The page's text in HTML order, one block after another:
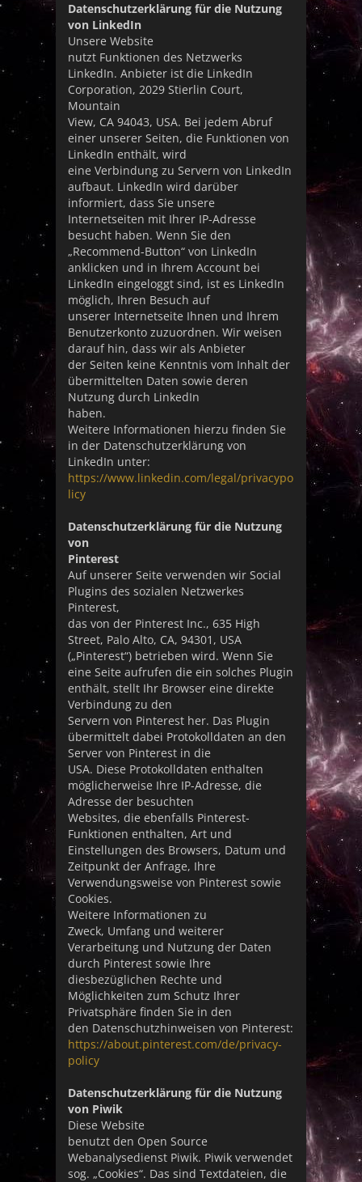
Datenschutzerklärung für die Nutzung
von LinkedIn
Unsere Website
nutzt Funktionen des Netzwerks
LinkedIn. Anbieter ist die LinkedIn
Corporation, 2029 Stierlin Court,
Mountain
View, CA 94043, USA. Bei jedem Abruf
einer unserer Seiten, die Funktionen von
LinkedIn enthält, wird
eine Verbindung zu Servern von LinkedIn
aufbaut. LinkedIn wird darüber
informiert, dass Sie unsere
Internetseiten mit Ihrer IP-Adresse
besucht haben. Wenn Sie den
„Recommend-Button“ von LinkedIn
anklicken und in Ihrem Account bei
LinkedIn eingeloggt sind, ist es LinkedIn
möglich, Ihren Besuch auf
unserer Internetseite Ihnen und Ihrem
Benutzerkonto zuzuordnen. Wir weisen
darauf hin, dass wir als Anbieter
der Seiten keine Kenntnis vom Inhalt der
übermittelten Daten sowie deren
Nutzung durch LinkedIn
haben.
Weitere Informationen hierzu finden Sie
in der Datenschutzerklärung von
LinkedIn unter:
https://www.linkedin.com/legal/privacypo
licy
Datenschutzerklärung für die Nutzung
von
Pinterest
Auf unserer Seite verwenden wir Social
Plugins des sozialen Netzwerkes
Pinterest,
das von der Pinterest Inc., 635 High
Street, Palo Alto, CA, 94301, USA
(„Pinterest“) betrieben wird. Wenn Sie
eine Seite aufrufen die ein solches Plugin
enthält, stellt Ihr Browser eine direkte
Verbindung zu den
Servern von Pinterest her. Das Plugin
übermittelt dabei Protokolldaten an den
Server von Pinterest in die
USA. Diese Protokolldaten enthalten
möglicherweise Ihre IP-Adresse, die
Adresse der besuchten
Websites, die ebenfalls Pinterest-
Funktionen enthalten, Art und
Einstellungen des Browsers, Datum und
Zeitpunkt der Anfrage, Ihre
Verwendungsweise von Pinterest sowie
Cookies.
Weitere Informationen zu
Zweck, Umfang und weiterer
Verarbeitung und Nutzung der Daten
durch Pinterest sowie Ihre
diesbezüglichen Rechte und
Möglichkeiten zum Schutz Ihrer
Privatsphäre finden Sie in den
den Datenschutzhinweisen von Pinterest:
https://about.pinterest.com/de/privacy-
policy
Datenschutzerklärung für die Nutzung
von Piwik
Diese Website
benutzt den Open Source
Webanalysedienst Piwik. Piwik verwendet
sog. „Cookies“. Das sind Textdateien, die